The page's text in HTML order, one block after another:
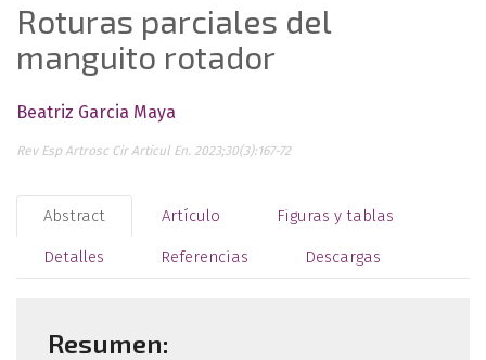
Roturas parciales del
manguito rotador
Beatriz Garcia Maya
Rev Esp Artrosc Cir Articul En. 2023;30(3):167-72
Abstract Artículo Figuras y tablas
Detalles Referencias Descargas
Resumen: